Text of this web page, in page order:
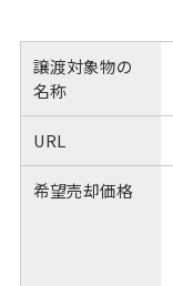
譲渡対象物の
名称
URL
希望売却価格